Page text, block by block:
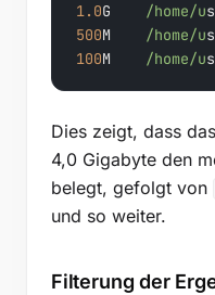
1.0G /home/u
500M /home/u
100M /home/u
Dies zeigt, dass
4,0 Gigabyte den
belegt, gefolgt von
und so weiter.
Filterung der